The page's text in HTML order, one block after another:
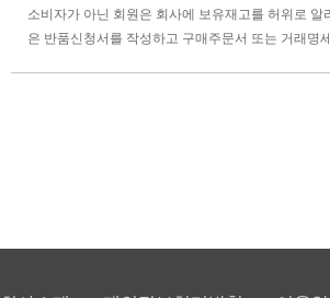
소비자가 아닌 회원은 회사에 보유재고를 허위로
은 반품신청서를 작성하고 구매주문서 또는 거래명